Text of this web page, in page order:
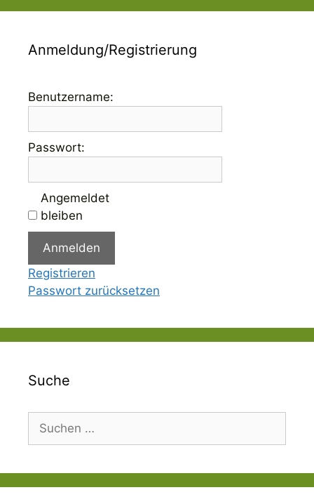
Anmeldung/Registrierung
Benutzername:
Passwort:
Angemeldet
bleiben
Anmelden
Registrieren
Passwort zurücksetzen
Suche
nach: